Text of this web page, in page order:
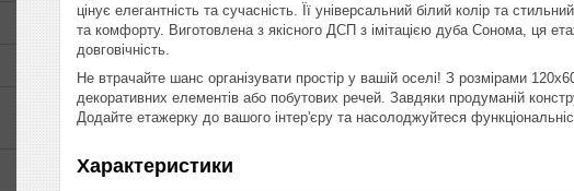
цінує елегантність та сучасність. Її універсальний білий колір та
та комфорту. Виготовлена з якісного ДСП з імітацією дуба Сонома, ця
довговічність.
Не втрачайте шанс організувати простір у вашій оселі! З розмірами
декоративних елементів або побутових речей. Завдяки продуманій
Додайте етажерку до вашого інтер'єру та насолоджуйтеся
Характеристики